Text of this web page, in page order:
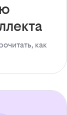
как